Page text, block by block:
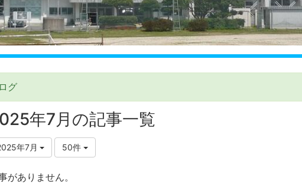
グ
年7月の記事一覧
年7月 50件
がありません。